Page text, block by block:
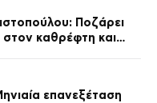
Ποζάρει
στον καθρέφτη και
(Βίντεο)
επανεξέταση